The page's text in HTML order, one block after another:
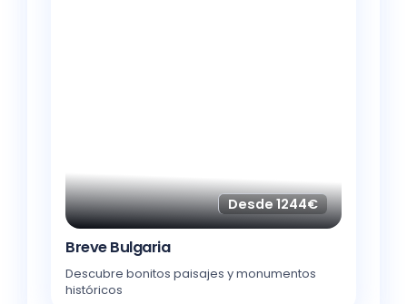
Desde 1244€
Breve Bulgaria
Descubre bonitos paisajes y monumentos
históricos